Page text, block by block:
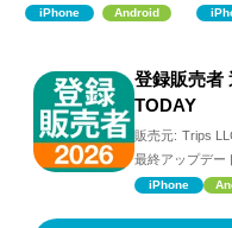
iPhone Android
登録販売者
TODAY
販売元: Trips
最終アップデー
iPhone